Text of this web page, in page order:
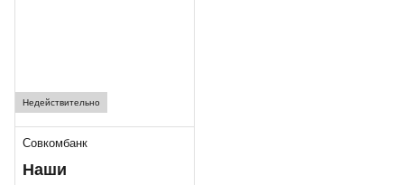
Недействительно
Совкомбанк
Наши